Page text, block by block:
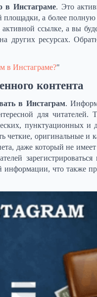
в Инстаграме. Это
площадки, а более
ссылке, а вы
других ресурсах.
в Инстаграме?"
контента
в Инстаграм.
для читателей.
пунктуационных и
оригинальные и
даже который не
что также